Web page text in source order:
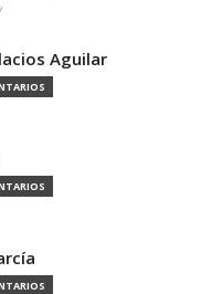
Aguilar